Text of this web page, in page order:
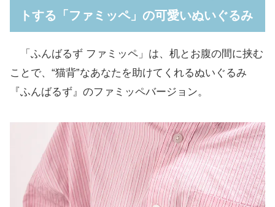
トする「ファミッペ」の可愛いぬいぐるみ
「ふんばるず ファミッペ」は、机とお腹の間に挟む
ことで、“猫背”なあなたを助けてくれるぬいぐるみ
『ふんばるず』のファミッペバージョン。